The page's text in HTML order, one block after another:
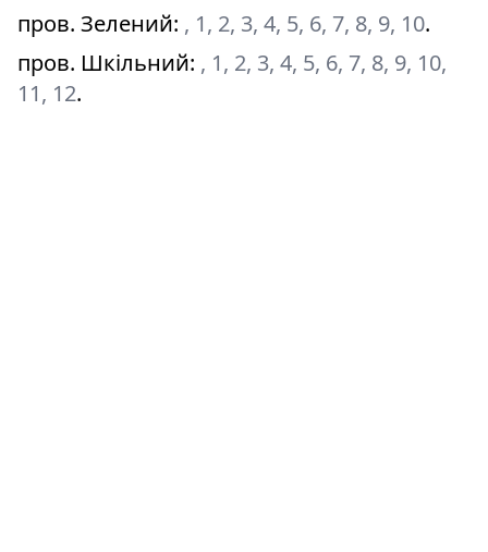
пров. Зелений: , 1, 2, 3, 4, 5, 6, 7, 8, 9, 10.
пров. Шкільний: , 1, 2, 3, 4, 5, 6, 7, 8, 9, 10,
11, 12.